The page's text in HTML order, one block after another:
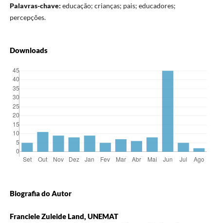
Palavras-chave: educação; crianças; pais; educadores;
percepções.
Downloads
Biografia do Autor
Franciele Zuleide Land, UNEMAT